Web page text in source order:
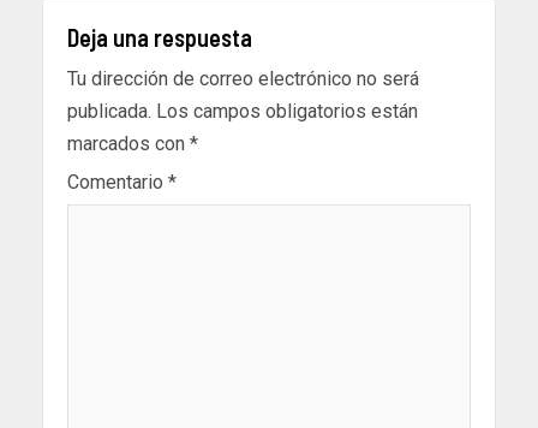
Deja una respuesta
Tu dirección de correo electrónico no será
publicada. Los campos obligatorios están
marcados con *
Comentario *